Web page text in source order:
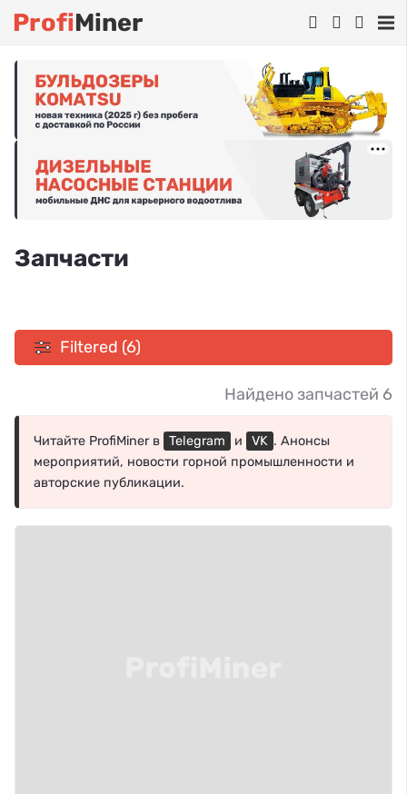
ProfiMiner
Запчасти
Filtered (6)
Найдено запчастей 6
Читайте ProfiMiner в Telegram и VK . Анонсы
мероприятий, новости горной промышленности и
авторские публикации.